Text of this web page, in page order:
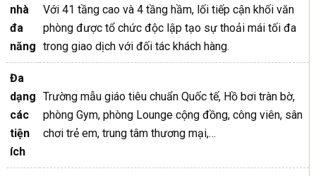
nhà
đa
năng
Với 41 tầng cao và 4 tầng hầm, lối tiếp cận khối văn
phòng được tổ chức độc lập tạo sự thoải mái tối đa
trong giao dịch với đối tác khách hàng.
Đa
dạng
các
tiện
ích
Trường mẫu giáo tiêu chuẩn Quốc tế, Hồ bơi tràn bờ,
phòng Gym, phòng Lounge cộng đồng, công viên, sân
chơi trẻ em, trung tâm thương mại,…